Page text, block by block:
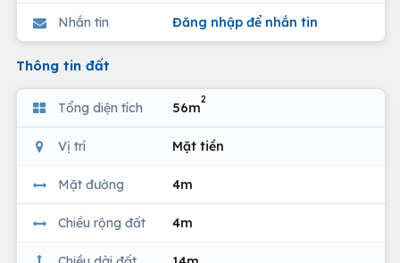
Nhắn tin Đăng nhập để nhắn tin
Thông tin đất
Tổng diện tích 56m
2
Vị trí Mặt tiền
Mặt đường 4m
Chiều rộng đất 4m